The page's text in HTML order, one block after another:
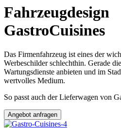
Fahrzeugdesign
GastroCuisines
Das Firmenfahrzeug ist eines der
Werbeschilder schlechthin. Gerade
Wartungsdienste anbieten und im
wertvolles Medium.
So passt auch der Lieferwagen von
Angebot anfragen